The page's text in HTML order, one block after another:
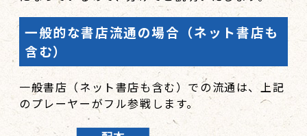
一般的な書店流通の場合 （ネット書店も
含む）
一般書店（ネット書店も含む）での流通は、上記
のプレーヤーがフル参戦します。